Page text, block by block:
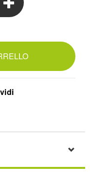
1.5 litres of
the powerful
the convenience
without
brushed
safe parts